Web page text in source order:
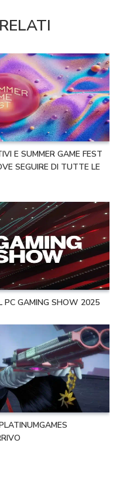
E SUMMER GAME FEST
SEGUIRE DI TUTTE LE
PC GAMING SHOW 2025